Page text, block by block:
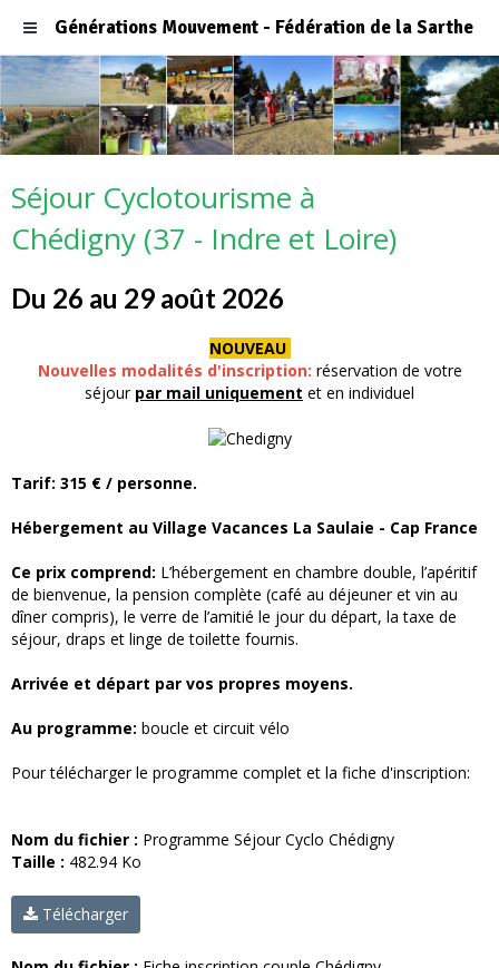
Générations Mouvement - Fédération de la Sarthe
Séjour Cyclotourisme à
Chédigny (37 - Indre et Loire)
Du 26 au 29 août 2026
NOUVEAU
Nouvelles modalités d'inscription: réservation de votre
séjour par mail uniquement et en individuel
Tarif: 315 € / personne.
Hébergement au Village Vacances La Saulaie - Cap France
Ce prix comprend: L’hébergement en chambre double, l’apéritif
de bienvenue, la pension complète (café au déjeuner et vin au
dîner compris), le verre de l’amitié le jour du départ, la taxe de
séjour, draps et linge de toilette fournis.
Arrivée et départ par vos propres moyens.
Au programme: boucle et circuit vélo
Pour télécharger le programme complet et la fiche d'inscription:
Nom du fichier : Programme Séjour Cyclo Chédigny
Taille : 482.94 Ko
Télécharger